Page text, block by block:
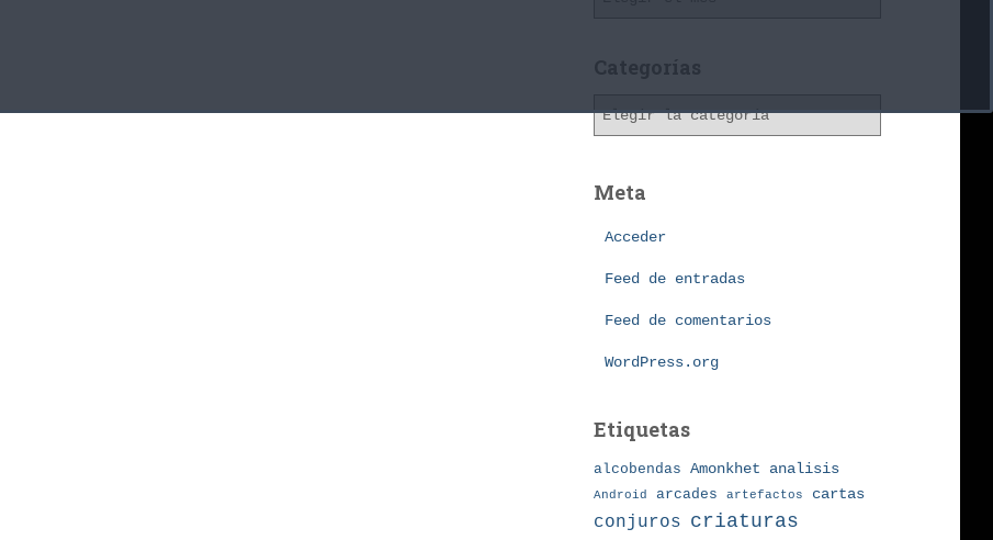
h
v
o
Categorías
g
Meta
Acceder
Feed de entradas
Feed de comentarios
WordPress.org
Etiquetas
alcobendas Amonkhet analisis
Android arcades artefactos cartas
conjuros criaturas